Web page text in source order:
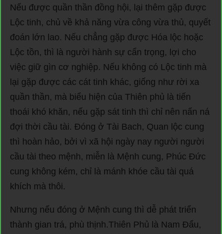
Nếu được quần thần đồng hội, lại thêm gặp được
Lộc tinh, chủ về khả năng vừa công vừa thủ, quyết
đoán lớn lao. Nếu chẳng gặp được Hóa lộc hoặc
Lộc tồn, thì là người hành sự cẩn trọng, lợi cho
việc giữ gìn cơ nghiệp. Nếu không có Lộc tinh mà
lại gặp được các cát tinh khác, giống như rời xa
quần thần, mà biểu hiện của Thiên phủ là tiến
thoái khó khăn, nếu gặp sát tinh thì chỉ nên nấn ná
đợi thời cầu tài. Đóng ở Tài Bach, Quan lộc cung
thì hoàn hảo, bởi vì xã hội ngày nay người người
cầu tài theo mệnh, miễn là Mệnh cung, Phúc Đức
cung không kém, chỉ là mánh khóe cầu tài quá
khích mà thôi.
Nhưng nếu đóng ở Mệnh cung thì dễ phát triển
thành gian trá, phù thịnh.Thiên Phủ là Nam Đẩu,